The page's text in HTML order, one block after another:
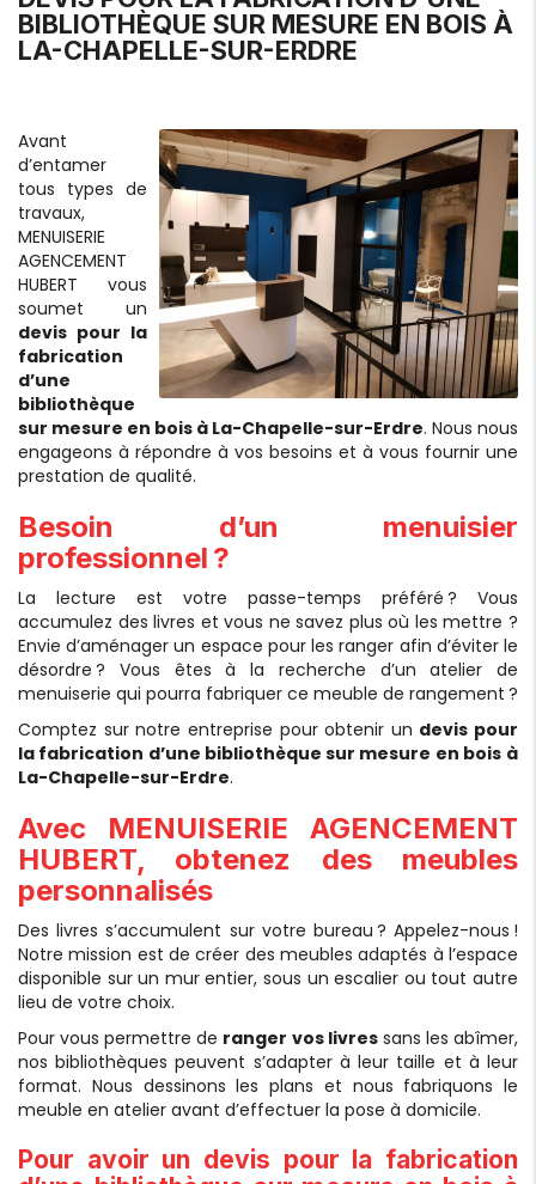
BIBLIOTHÈQUE SUR MESURE EN BOIS À
LA-CHAPELLE-SUR-ERDRE
Avant
d’entamer
tous types de
travaux,
MENUISERIE
AGENCEMENT
HUBERT vous
soumet un
devis pour la
fabrication
d’une
bibliothèque
sur mesure en bois à La-Chapelle-sur-Erdre. Nous nous
engageons à répondre à vos besoins et à vous fournir une
prestation de qualité.
Besoin d’un menuisier
professionnel ?
La lecture est votre passe-temps préféré ? Vous
accumulez des livres et vous ne savez plus où les mettre ?
Envie d’aménager un espace pour les ranger afin d’éviter le
désordre ? Vous êtes à la recherche d’un atelier de
menuiserie qui pourra fabriquer ce meuble de rangement ?
Comptez sur notre entreprise pour obtenir un devis pour
la fabrication d’une bibliothèque sur mesure en bois à
La-Chapelle-sur-Erdre.
Avec MENUISERIE AGENCEMENT
HUBERT, obtenez des meubles
personnalisés
Des livres s’accumulent sur votre bureau ? Appelez-nous !
Notre mission est de créer des meubles adaptés à l’espace
disponible sur un mur entier, sous un escalier ou tout autre
lieu de votre choix.
Pour vous permettre de ranger vos livressans les abîmer,
nos bibliothèques peuvent s’adapter à leur taille et à leur
format. Nous dessinons les plans et nous fabriquons le
meuble en atelier avant d’effectuer la pose à domicile.
Pour avoir un devis pour la fabrication